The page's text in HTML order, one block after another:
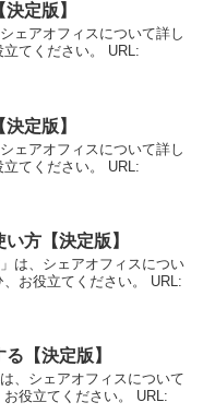
定版】
ェアオフィスについて詳し
立てください。 URL:
定版】
ェアオフィスについて詳し
立てください。 URL:
方【決定版】
は、シェアオフィスについ
、お役立てください。 URL:
【決定版】
、シェアオフィスについて
お役立てください。 URL: